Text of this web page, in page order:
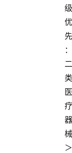
级
优
先
：
二
类
医
疗
器
械
＞